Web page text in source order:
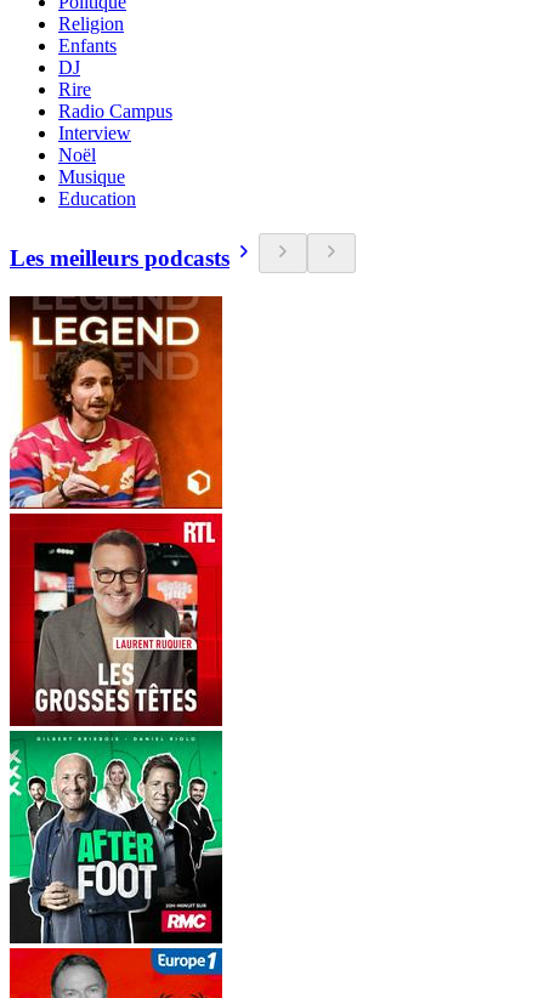
Religion
Enfants
DJ
Rire
Radio Campus
Interview
Noël
Musique
Education
Les meilleurs podcasts